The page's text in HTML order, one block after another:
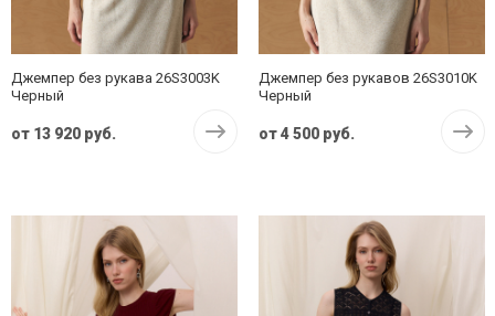
Джемпер без рукава 26S3003K
Черный
от 13 920 руб.
Джемпер без рукавов 26S3010K
Черный
от4 500 руб.